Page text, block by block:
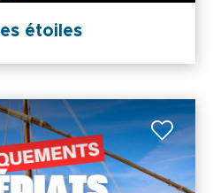
étoiles